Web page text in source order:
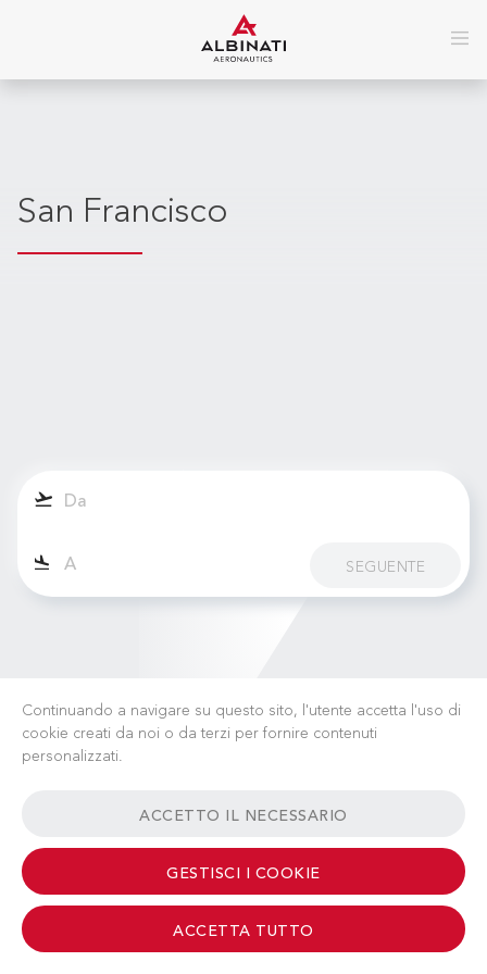
San Francisco
SEGUENTE
TERMINI & CONDIZIONI CONTATTI
© 2026 Albinati Aeronautics - All Rights Reserved
Continuando a navigare su questo sito, l'utente accetta l'uso di
cookie creati da noi o da terzi per fornire contenuti
personalizzati.
ACCETTO IL NECESSARIO
GESTISCI I COOKIE
ACCETTA TUTTO